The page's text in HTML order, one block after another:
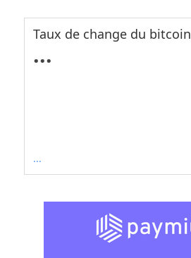
Taux de change du bitcoin
...
...